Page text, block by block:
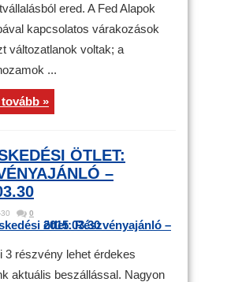
ered. A Fed Alapok
kapcsolatos várakozások
változatlanok voltak; a
...
»
ÖTLET:
–
0
3 részvény lehet érdekes
aktuális beszállással. Nagyon